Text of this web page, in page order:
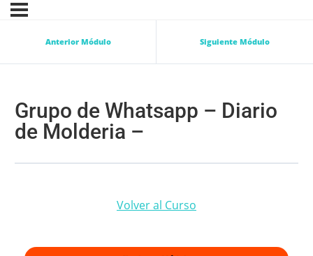
Anterior Módulo Siguiente Módulo
Grupo de Whatsapp – Diario
de Molderia –
Volver al Curso